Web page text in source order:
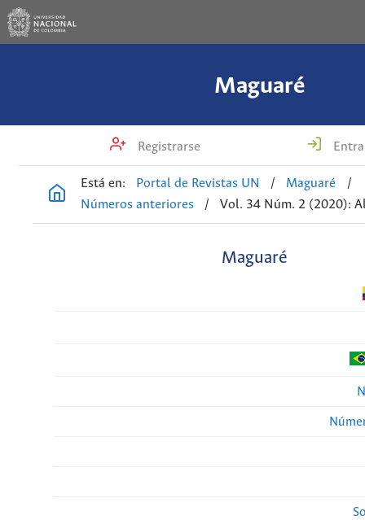
Maguaré
Registrarse
Está en: Portal de Revistas UN / Maguaré
/
Números anteriores
/ Vol. 34 Núm. 2 (2020):
Maguaré